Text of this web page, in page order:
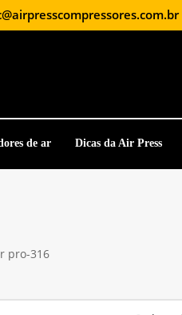
de ar Dicas da Air Press
pro-316